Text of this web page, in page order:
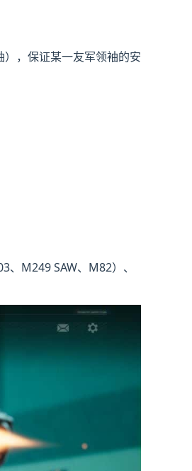
，保证某一友军领袖的安
M249 SAW、M82）、